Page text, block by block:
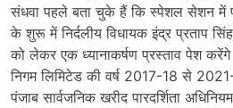
संधवा पहले बता चुके हैं कि स्पेशल सेशन में
के शुरू में निर्दलीय विधायक इंद्र प्रताप
को लेकर एक ध्यानाकर्षण प्रस्ताव पेश
निगम लिमिटेड की वर्ष 2017-18 से
पंजाब सार्वजनिक खरीद पारदर्शिता